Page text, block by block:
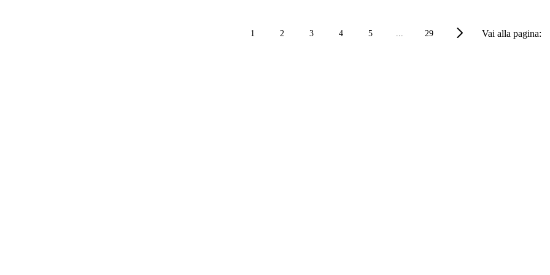
1 2 3 4 5 29 Vai alla pagina: